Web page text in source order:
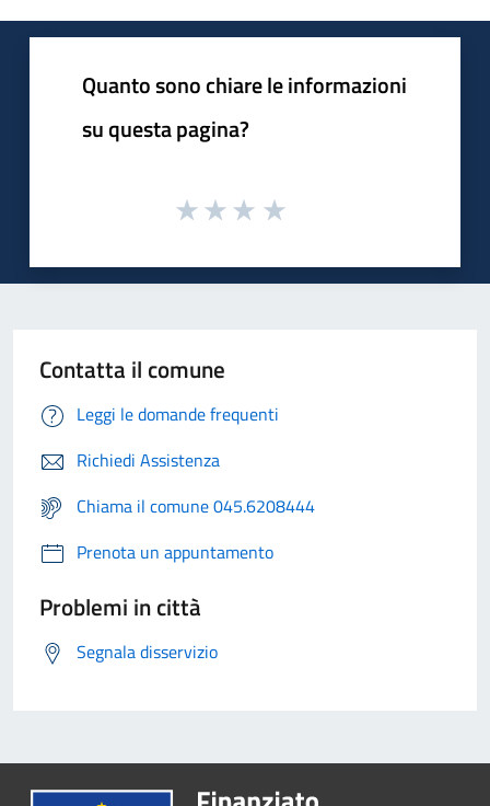
Quanto sono chiare le informazioni
su questa pagina?
Contatta il comune
Leggi le domande frequenti
Richiedi Assistenza
Chiama il comune 045.6208444
Prenota un appuntamento
Problemi in città
Segnala disservizio